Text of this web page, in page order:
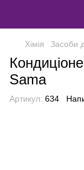
Хімія Засоби
Sama
Артикул: 634